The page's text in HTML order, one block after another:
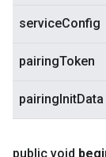
serviceConfig
pairingToken
pairingInitData
public void